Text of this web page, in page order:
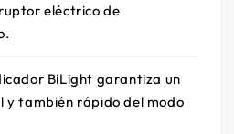
eléctrico de
BiLight garantiza un
y también rápido del modo